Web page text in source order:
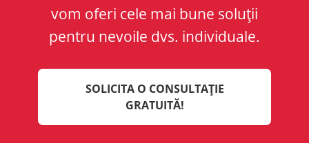
vom oferi cele mai bune soluții
pentru nevoile dvs. individuale.
SOLICITA O CONSULTAȚIE
GRATUITĂ!